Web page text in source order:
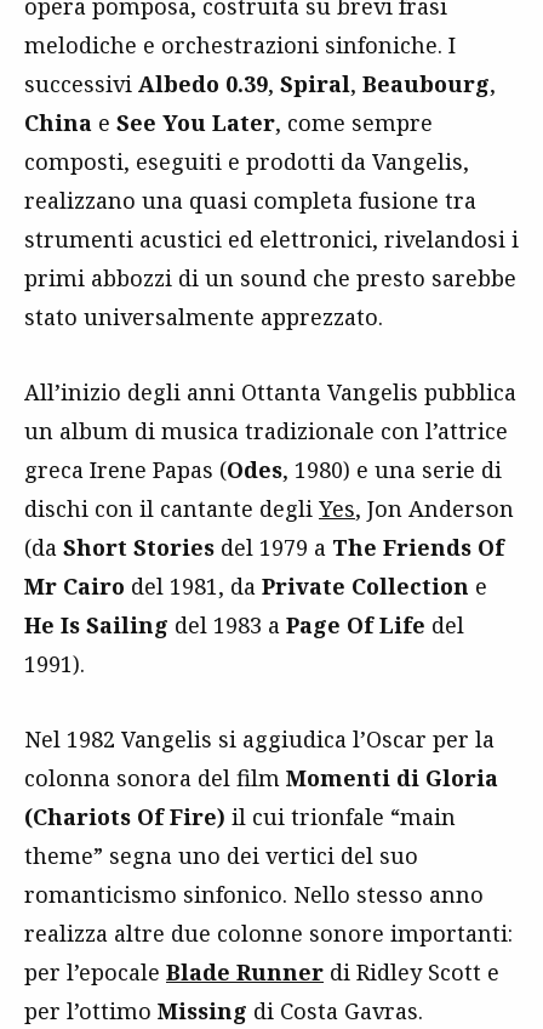
melodiche e orchestrazioni sinfoniche. I
successivi Albedo 0.39, Spiral, Beaubourg,
China e See You Later, come sempre
composti, eseguiti e prodotti da Vangelis,
realizzano una quasi completa fusione tra
strumenti acustici ed elettronici, rivelandosi i
primi abbozzi di un sound che presto sarebbe
stato universalmente apprezzato.
All’inizio degli anni Ottanta Vangelis pubblica
un album di musica tradizionale con l’attrice
greca Irene Papas (Odes, 1980) e una serie di
dischi con il cantante degli Yes, Jon Anderson
(da Short Stories del 1979 a The Friends Of
Mr Cairo del 1981, da Private Collection e
He Is Sailing del 1983 a Page Of Life del
1991).
Nel 1982 Vangelis si aggiudica l’Oscar per la
colonna sonora del film Momenti di Gloria
(Chariots Of Fire) il cui trionfale “main
theme” segna uno dei vertici del suo
romanticismo sinfonico. Nello stesso anno
realizza altre due colonne sonore importanti:
per l’epocale Blade Runner di Ridley Scott e
per l’ottimo Missing di Costa Gavras.